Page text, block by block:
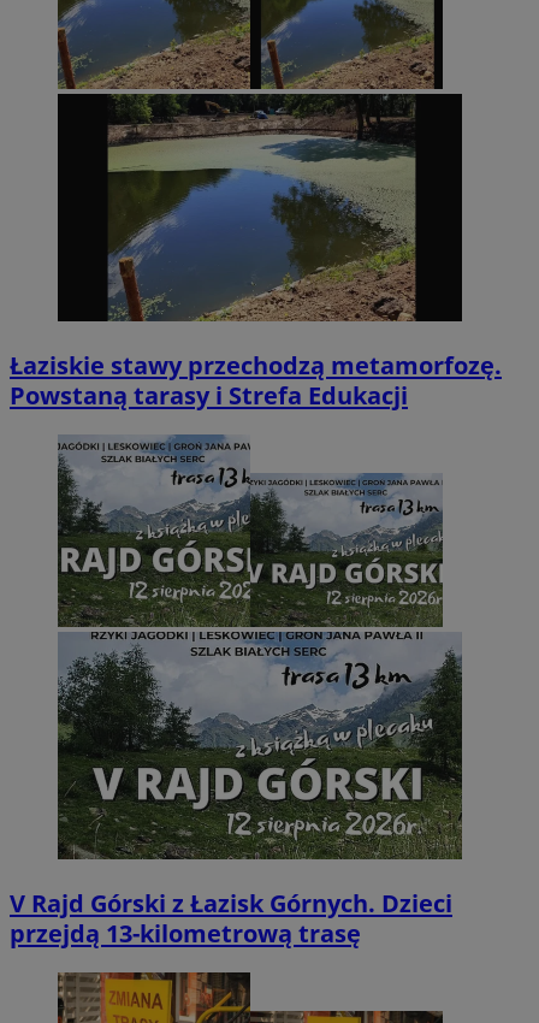
Łaziskie stawy przechodzą metamorfozę.
Powstaną tarasy i Strefa Edukacji
V Rajd Górski z Łazisk Górnych. Dzieci
przejdą 13-kilometrową trasę